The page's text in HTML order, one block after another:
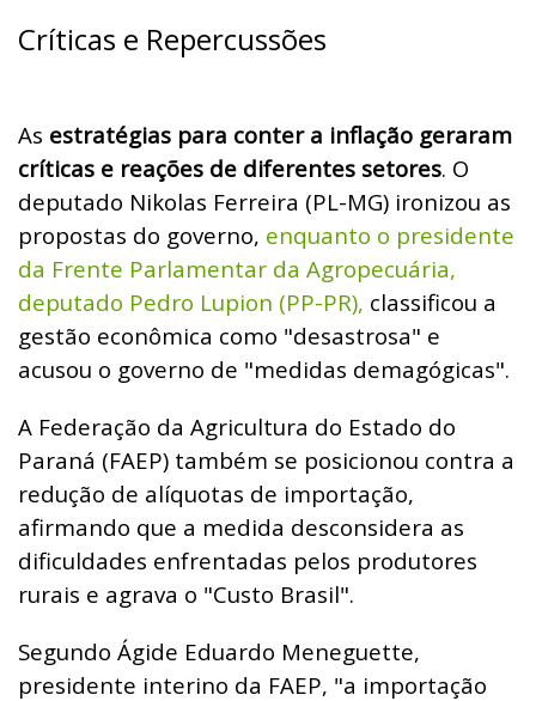
Críticas e Repercussões
As estratégias para conter a inflação geraram
críticas e reações de diferentes setores. O
deputado Nikolas Ferreira (PL-MG) ironizou as
propostas do governo, enquanto o presidente
da Frente Parlamentar da Agropecuária,
deputado Pedro Lupion (PP-PR), classificou a
gestão econômica como "desastrosa" e
acusou o governo de "medidas demagógicas".
A Federação da Agricultura do Estado do
Paraná (FAEP) também se posicionou contra a
redução de alíquotas de importação,
afirmando que a medida desconsidera as
dificuldades enfrentadas pelos produtores
rurais e agrava o "Custo Brasil".
Segundo Ágide Eduardo Meneguette,
presidente interino da FAEP, "a importação